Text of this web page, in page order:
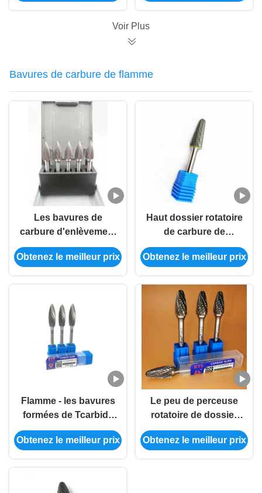
carbure ont adapté leVoir Plus
Bavures de carbure de flamme
Les bavures de
carbure d'enlèvement
en métal du
professionnel 6mm
d'impact de taille
Obtenez le meilleur prix
Haut dossier rotatoire
de carbure de
bavures/tungstène de
carbure de flamme de
Obtenez le meilleur prix
Flamme - les bavures
formées de Tcarbide
meurent broyeur
mordue/bavures
6mm
Obtenez le meilleur prix
Le peu de perceuse
rotatoire de dossier
de flamme de bavures
très efficaces de
Obtenez le meilleur prix